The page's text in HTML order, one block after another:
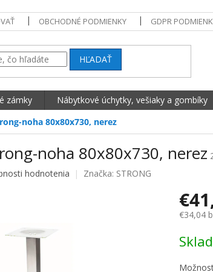
OBCHODNÉ PODMIENKY GDPR
HĽADAŤ
zámky Nábytkové úchytky, vešiaky a gombíky
noha 80x80x730, nerez
noha 80x80x730, nerez
je 0,0 z 5 hviezdičiek.
hodnotenia Značka: STRONG
€34,04